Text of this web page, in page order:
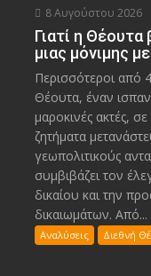
8 Αυγούστου 2026
Γιατί η Θέουτα
μιας μόνιμης
Περισσότεροι από
Θέουτα, έναν
μαροκινές ακτές,
ζητήματα
γεωπολιτικούς
συμβιβάζει τον
δικαίου και την
δικαιωμάτων. Από...
Αναλύσεις Διεθνή